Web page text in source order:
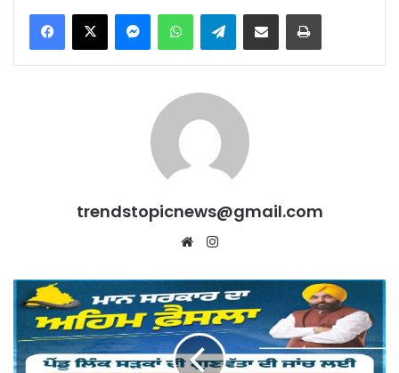
MessengerWhatsAppTelegramShare via Email Print
trendstopicnews@gmail.com
Website
Punjab
सड़कों
की
Quality